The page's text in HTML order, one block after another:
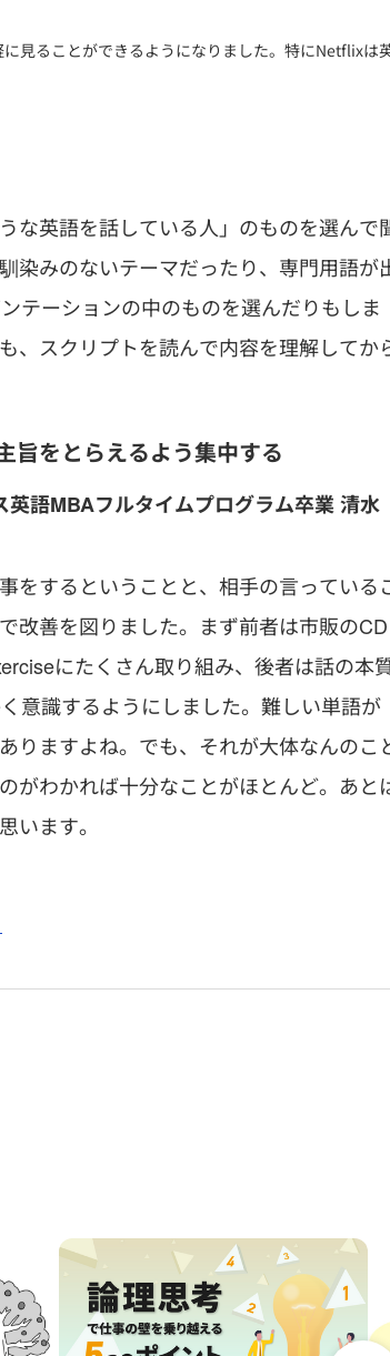
に見ることができるようになりました。特にNetflixは
な英語を話している人」のものを選んで
染みのないテーマだったり、専門用語が
テーションの中のものを選んだりもしま
、スクリプトを読んで内容を理解してか
旨をとらえるよう集中する
英語MBAフルタイムプログラム卒業清水
をするということと、相手の言っている
改善を図りました。まず前者は市販のCD
にたくさん取り組み、後者は話の本
意識するようにしました。難しい単語が
りますよね。でも、それが大体なんのこ
がわかれば十分なことがほとんど。あと
います。